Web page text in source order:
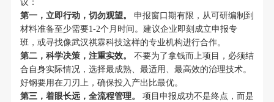
议：
第一，立即行动，切勿观望。
申报窗口期有限，从可研编制到
材料准备至少需要1-2个月时间。建议企业即刻成立申报专
班，或寻找像武汉祺霖科技这样的专业机构进行合作。
第二，科学决策，注重实效。
不要为了拿钱而上项目，必须结
合自身实际情况，选择最成熟、最适用、最高效的治理技术。
好钢要用在刀刃上，确保投入产出比最优。
第三，着眼长远，全流程管理。
项目申报成功不是终点，而是